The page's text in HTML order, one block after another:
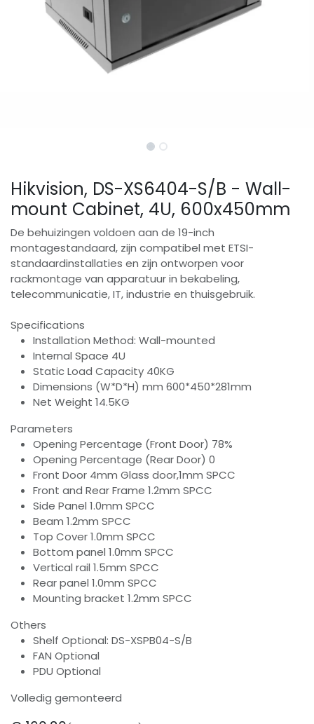
Hikvision, DS-XS6404-S/B - Wall-
mount Cabinet, 4U, 600x450mm
De behuizingen voldoen aan de 19-inch
montagestandaard, zijn compatibel met ETSI-
standaardinstallaties en zijn ontworpen voor
rackmontage van apparatuur in bekabeling,
telecommunicatie, IT, industrie en thuisgebruik.
Specifications
Installation Method: Wall-mounted
Internal Space 4U
Static Load Capacity 40KG
Dimensions (W*D*H) mm 600*450*281mm
Net Weight 14.5KG
Parameters
Opening Percentage (Front Door) 78%
Opening Percentage (Rear Door) 0
Front Door 4mm Glass door,1mm SPCC
Front and Rear Frame 1.2mm SPCC
Side Panel 1.0mm SPCC
Beam 1.2mm SPCC
Top Cover 1.0mm SPCC
Bottom panel 1.0mm SPCC
Vertical rail 1.5mm SPCC
Rear panel 1.0mm SPCC
Mounting bracket 1.2mm SPCC
Others
Shelf Optional: DS-XSPB04-S/B
FAN Optional
PDU Optional
Volledig gemonteerd